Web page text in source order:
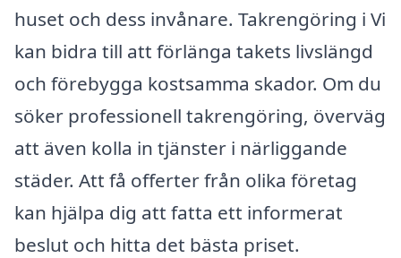
huset och dess invånare. Takrengöring i Vi
kan bidra till att förlänga takets livslängd
och förebygga kostsamma skador. Om du
söker professionell takrengöring, överväg
att även kolla in tjänster i närliggande
städer. Att få offerter från olika företag
kan hjälpa dig att fatta ett informerat
beslut och hitta det bästa priset.